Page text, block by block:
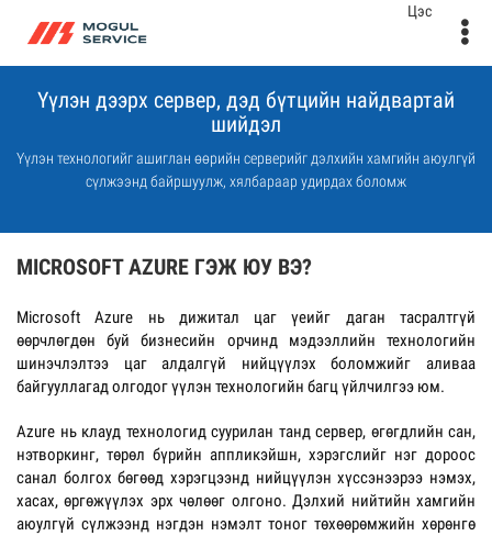
Үүлэн дээрх сервер, дэд бүтцийн найдвартай
шийдэл
Үүлэн технологийг ашиглан өөрийн серверийг дэлхийн хамгийн аюулгүй
сүлжээнд байршуулж, хялбараар удирдах боломж
MICROSOFT AZURE ГЭЖ ЮУ ВЭ?
Microsoft Azure нь дижитал цаг үеийг даган тасралтгүй
өөрчлөгдөн буй бизнесийн орчинд мэдээллийн технологийн
шинэчлэлтээ цаг алдалгүй нийцүүлэх боломжийг аливаа
байгууллагад олгодог үүлэн технологийн багц үйлчилгээ юм.
Azure нь клауд технологид суурилан танд сервер, өгөгдлийн сан,
нэтворкинг, төрөл бүрийн аппликэйшн, хэрэгслийг нэг дороос
санал болгох бөгөөд хэрэгцээнд нийцүүлэн хүссэнээрээ нэмэх,
хасах, өргөжүүлэх эрх чөлөөг олгоно. Дэлхий нийтийн хамгийн
аюулгүй сүлжээнд нэгдэн нэмэлт тоног төхөөрөмжийн хөрөнгө